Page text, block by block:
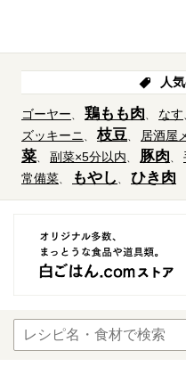
人
ゴーヤー 鶏もも肉 なす
ズッキーニ 枝豆 居酒屋
菜
副菜×5分以内 豚肉
常備菜
もやし ひき肉